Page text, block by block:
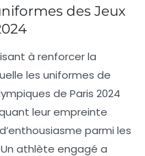
des Jeux
à renforcer la
les uniformes de
de Paris 2024
leurempreinte
parmi les
athlète engagé a